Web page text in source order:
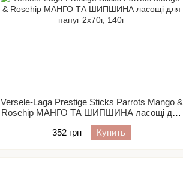
Versele-Laga Prestige Sticks Parrots Mango &
Rosehip МАНГО ТА ШИПШИНА ласощі для
папуг 2х70г
352 грн
Купить